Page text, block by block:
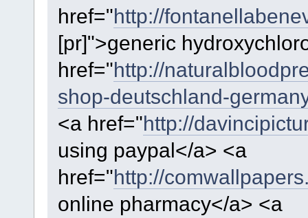
href="http://
[pr]">generic
href="http://
shop-deutschland-
<a href="http://
using paypal</a> <a
href="http://
online pharmacy</a> <a